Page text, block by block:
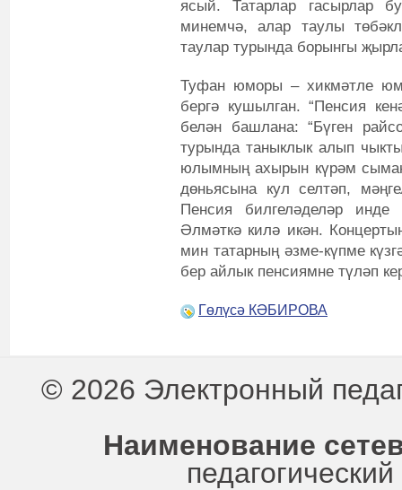
ясый. Татарлар гасырлар
минемчә, алар таулы
таулар турында борынгы
Туфан юморы – хикмәтле
бергә кушылган. “Пенсия
белән башлана: “Бүген
турында таныклык алып
юлымның ахырын күрәм
дөньясына кул селтәп,
Пенсия билгеләделәр
Әлмәткә килә икән.
мин татарның әзме-күпме
бер айлык пенсиямне түләп
Гөлүсә КӘБИРОВА
© 2026 Электронный
Наименование